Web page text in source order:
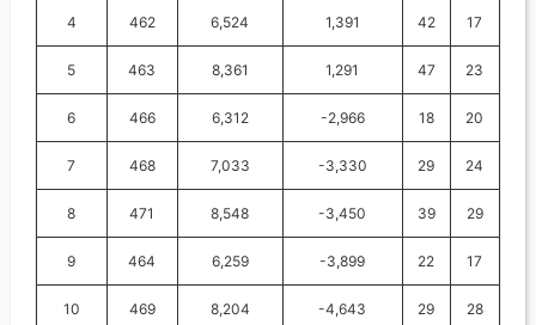
4 462 6,524 1,391 42 17
5 463 8,361 1,291 47 23
6 466 6,312 -2,966 18 20
7 468 7,033 -3,330 29 24
8 471 8,548 -3,450 39 29
9 464 6,259 -3,899 22 17
10 469 8,204 -4,643 29 28